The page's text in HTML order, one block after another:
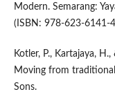
Modern. Semarang:
(ISBN: 978-623-6141-
Kotler, P., Kartajaya,
Moving from
Sons.